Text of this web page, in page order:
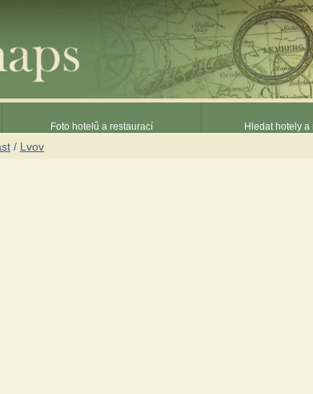
Foto hotelů a restaurací Hledat hotely a
/ Lvov